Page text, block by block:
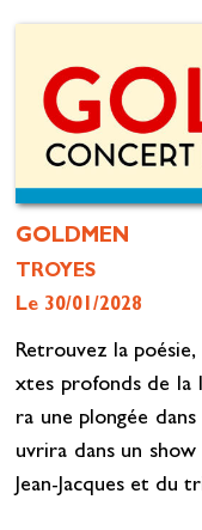
GOLDMEN
TROYES
Le 30/01/2028
Retrouvez la
xtes profonds de la
ra une plongée
uvrira dans un
Jean-Jacques et du